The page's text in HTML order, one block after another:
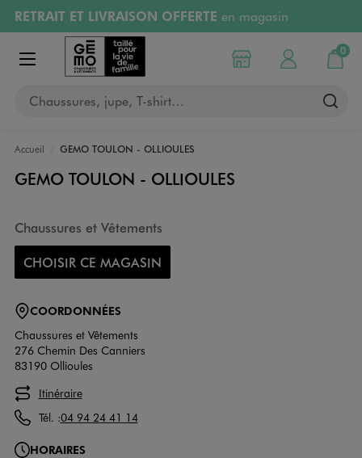
Aller au contenu principal
Aller à la navigation
RETRAIT ET LIVRAISON OFFERTE en magasin
Retours OFFERTSpendant 30 jours
PAYEZ EN 3x SANS FRAIS
RÉSERVATION GRATUITE
Afficher le menu
Chaussures, jupe, T-shirt…
Choisir mon magasin
Mon compte
0
Mon
Accueil GEMO TOULON - OLLIOULES
GEMO TOULON - OLLIOULES
Chaussures et Vêtements
CHOISIR CE MAGASIN
COORDONNÉES
Chaussures et Vêtements
276 Chemin Des Canniers
83190 Ollioules
Itinéraire
Tél. :04 94 24 41 14
HORAIRES